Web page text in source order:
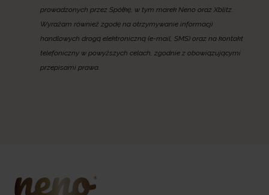
prowadzonych przez Spółkę, w tym marek Neno oraz Xblitz.
Wyrażam również zgodę na otrzymywanie informacji
handlowych drogą elektroniczną (e-mail, SMS) oraz na kontakt
telefoniczny w powyższych celach, zgodnie z obowiązującymi
przepisami prawa.